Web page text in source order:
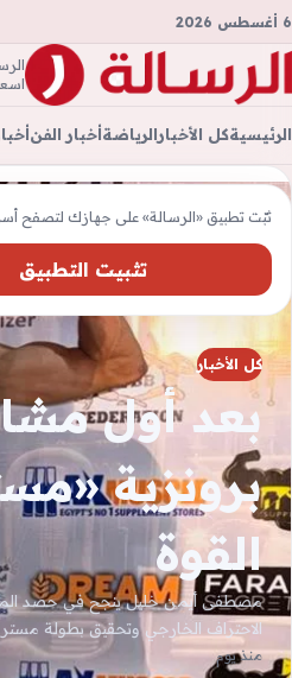
6 أغسطس 2026
الرئيسيةكل الأخبارالرياضةأخبار الفن
كل الأخبار
بعد أول
برونزية
القوة
الاحتراف الخارجي وتحقيق بطولة
منذ يوم
ثبّت تطبيق «الرسالة» على جهازك لتصفح
تثبيت التطبيق